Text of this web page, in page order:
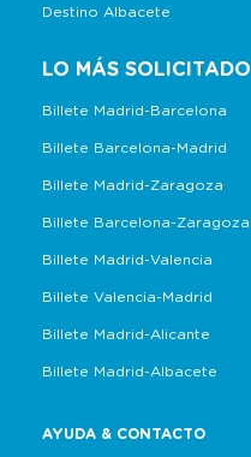
Destino Albacete
LO MÁS SOLICITADO
Billete Madrid-Barcelona
Billete Barcelona-Madrid
Billete Madrid-Zaragoza
Billete Barcelona-Zaragoza
Billete Madrid-Valencia
Billete Valencia-Madrid
Billete Madrid-Alicante
Billete Madrid-Albacete
AYUDA & CONTACTO